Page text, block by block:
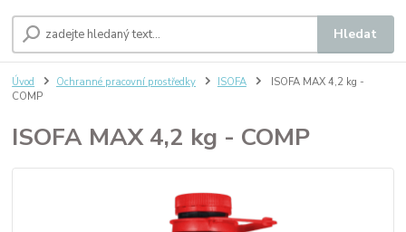
Hledat
Úvod Ochranné pracovní prostředky ISOFA
ISOFA MAX 4,2 kg -
COMP
ISOFA MAX 4,2 kg - COMP